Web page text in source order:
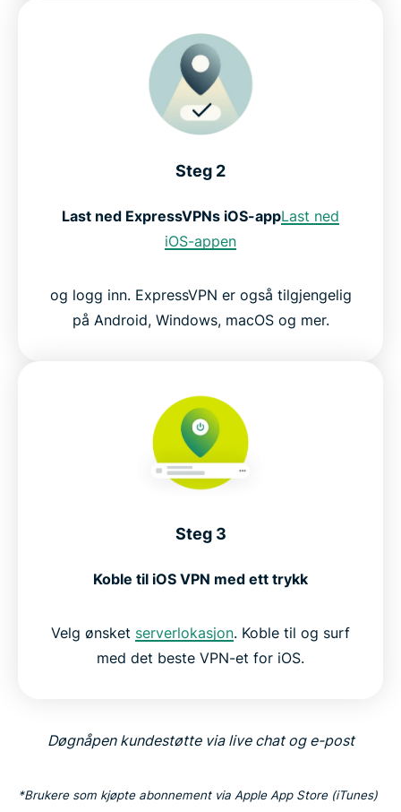
Steg 2
Last ned ExpressVPNs iOS-appLast ned
iOS-appen
og logg inn. ExpressVPN er også tilgjengelig
på Android, Windows, macOS og mer.
Steg 3
Koble til iOS VPN med ett trykk
Velg ønsket serverlokasjon. Koble til og surf
med det beste VPN-et for iOS.
Døgnåpen kundestøtte via live chat og e-post
*Brukere som kjøpte abonnement via Apple App Store (iTunes)